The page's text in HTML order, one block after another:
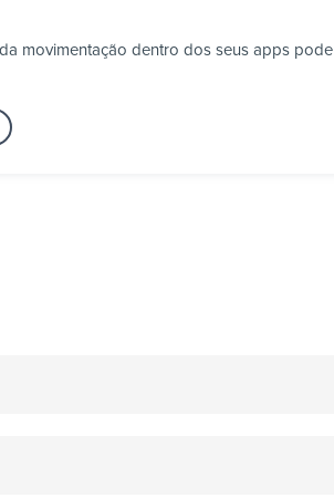
movimentação dentro dos seus apps pode